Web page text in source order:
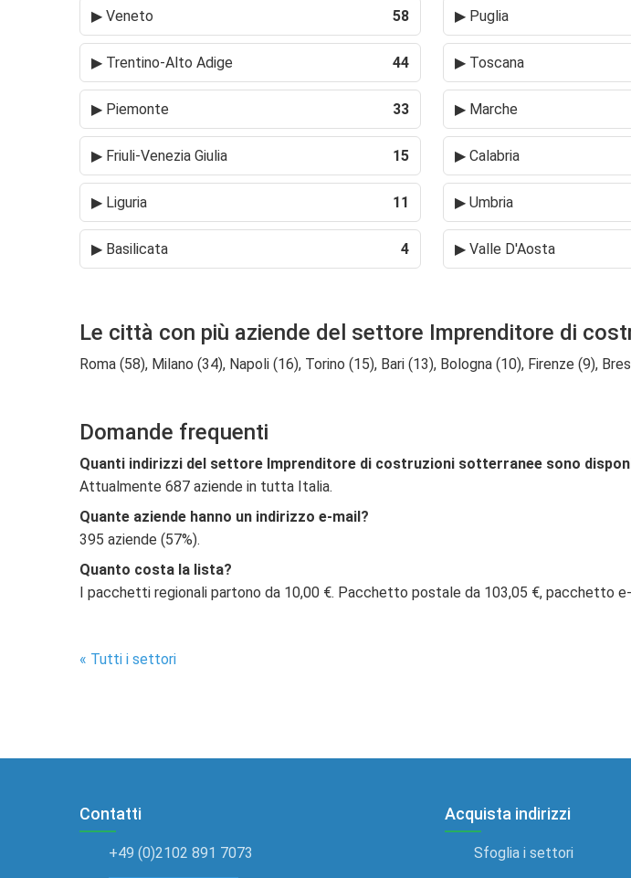
▶ Veneto 58 ▶ Puglia
▶ Trentino-Alto Adige 44 ▶ Toscana
▶ Piemonte 33 ▶ Marche
▶ Friuli-Venezia Giulia 15 ▶ Calabria
▶ Liguria 11 ▶ Umbria
▶ Basilicata 4 ▶ Valle D'Aosta
Le città con più aziende del settore Imprenditore di
Roma (58), Milano (34), Napoli (16), Torino (15), Bari (13), Bologna (10), Firenze (9),
Domande frequenti
Quanti indirizzi del settore Imprenditore di costruzioni sotterranee sono
Attualmente 687 aziende in tutta Italia.
Quante aziende hanno un indirizzo e-mail?
395 aziende (57%).
Quanto costa la lista?
I pacchetti regionali partono da 10,00 €. Pacchetto postale da 103,05 €, pacchetto
« Tutti i settori
Contatti
+49 (0)2102 891 7073
Acquista indirizzi
Sfoglia i settori